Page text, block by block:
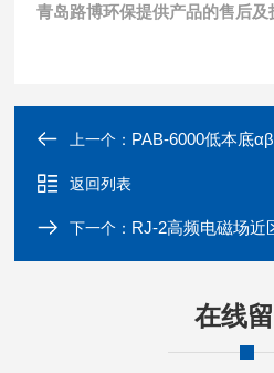
青岛路博环保提供产品的售后及
上一个： PAB-6000低本底αβ
返回列表
下一个： RJ-2高频电磁场近
在线